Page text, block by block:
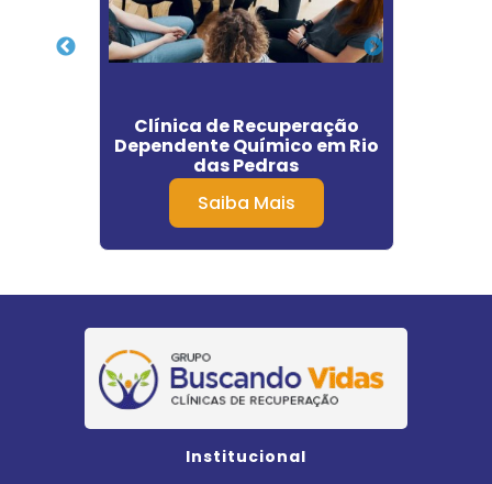
Clínica de Recuperação
Dependente Químico em Rio
das Pedras
Saiba Mais
Institucional